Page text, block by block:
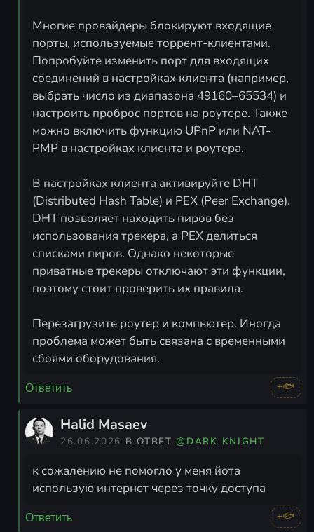
Многие провайдеры блокируют входящие
порты, используемые торрент-клиентами.
Попробуйте изменить порт для входящих
соединений в настройках клиента (например,
выбрать число из диапазона 49160–65534) и
настроить проброс портов на роутере. Также
можно включить функцию UPnP или NAT-
PMP в настройках клиента и роутера.
В настройках клиента активируйте DHT
(Distributed Hash Table) и PEX (Peer Exchange).
DHT позволяет находить пиров без
использования трекера, а PEX делиться
списками пиров. Однако некоторые
приватные трекеры отключают эти функции,
поэтому стоит проверить их правила.
Перезагрузите роутер и компьютер. Иногда
проблема может быть связана с временными
сбоями оборудования.
Ответить +🐟
Halid Masaev
26.06.2026 В ОТВЕТ@DARK KNIGHT
к сожалению не помогло у меня йота
использую интернет через точку доступа
Ответить +🐟